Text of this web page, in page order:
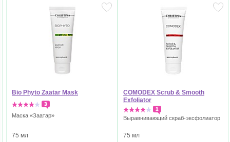
Bio Phyto Zaatar Mask
3
Маска «Заатар»
75 мл
COMODEX Scrub & Smooth
Exfoliator
1
Выравнивающий скраб-эксфолиатор
75 мл